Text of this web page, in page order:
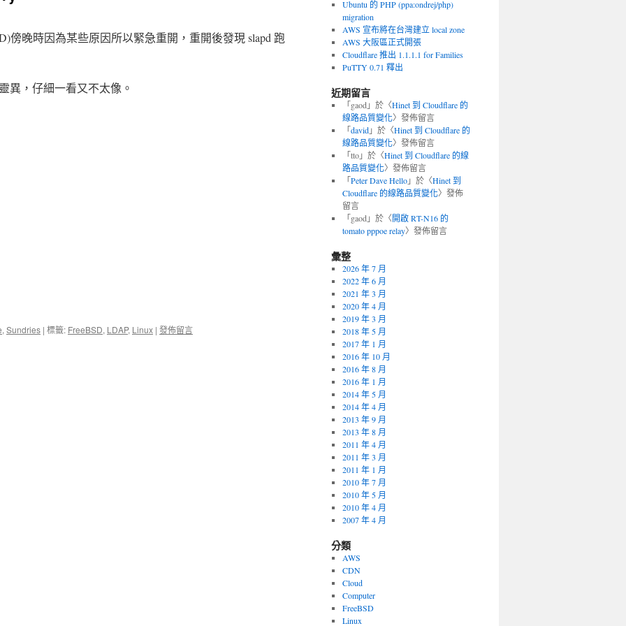
傍晚時因為某些原因所以緊急重開，重開後發現 slapd 跑
異，仔細一看又不太像。
, Sundries | 標籤: FreeBSD, LDAP, Linux | 發佈留言
Ubuntu 的 PHP (ppa:ondrej/php)
migration
AWS 宣布將在台灣建立 local zone
AWS 大阪區正式開張
Cloudflare 推出 1.1.1.1 for Families
PuTTY 0.71 釋出
近期留言
「gaod 」於〈Hinet 到 Cloudflare 的
線路品質變化〉發佈留言
「david」於〈Hinet 到 Cloudflare 的
線路品質變化〉發佈留言
「tto」於〈Hinet 到 Cloudflare 的線
路品質變化〉發佈留言
「Peter Dave Hello」於〈Hinet 到
Cloudflare 的線路品質變化〉發佈
留言
「gaod 」於〈開啟 RT-N16 的
tomato pppoe relay〉發佈留言
彙整
2026 年 7 月
2022 年 6 月
2021 年 3 月
2020 年 4 月
2019 年 3 月
2018 年 5 月
2017 年 1 月
2016 年 10 月
2016 年 8 月
2016 年 1 月
2014 年 5 月
2014 年 4 月
2013 年 9 月
2013 年 8 月
2011 年 4 月
2011 年 3 月
2011 年 1 月
2010 年 7 月
2010 年 5 月
2010 年 4 月
2007 年 4 月
分類
AWS
CDN
Cloud
Computer
FreeBSD
Linux